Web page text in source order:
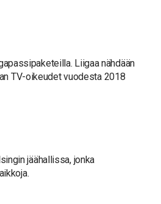
Liigaa nähdään
TV-oikeudet vuodesta 2018
jäähallissa, jonka